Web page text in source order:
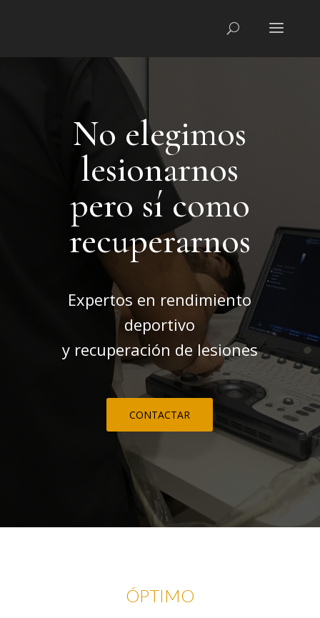
No elegimos
lesionarnos
pero sí como
recuperarnos
Expertos en rendimiento
deportivo
y recuperación de lesiones
CONTACTAR
ÓPTIMO